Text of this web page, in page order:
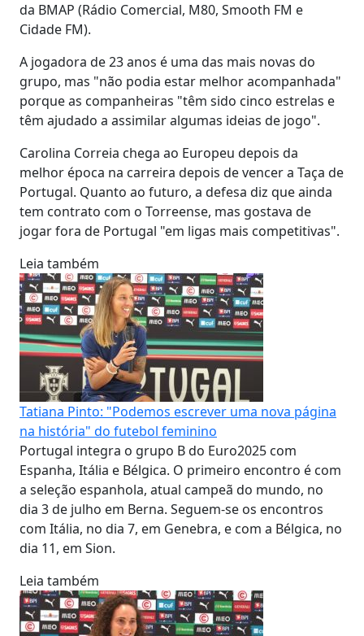
da BMAP (Rádio Comercial, M80, Smooth FM e
Cidade FM).
A jogadora de 23 anos é uma das mais novas do
grupo, mas "não podia estar melhor acompanhada"
porque as companheiras "têm sido cinco estrelas e
têm ajudado a assimilar algumas ideias de jogo".
Carolina Correia chega ao Europeu depois da
melhor época na carreira depois de vencer a Taça de
Portugal. Quanto ao futuro, a defesa diz que ainda
tem contrato com o Torreense, mas gostava de
jogar fora de Portugal "em ligas mais competitivas".
Leia também
Tatiana Pinto: "Podemos escrever uma nova página
na história" do futebol feminino
Portugal integra o grupo B do Euro2025 com
Espanha, Itália e Bélgica. O primeiro encontro é com
a seleção espanhola, atual campeã do mundo, no
dia 3 de julho em Berna. Seguem-se os encontros
com Itália, no dia 7, em Genebra, e com a Bélgica, no
dia 11, em Sion.
Leia também